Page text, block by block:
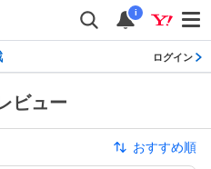
i
ログイン
ビュー
おすすめ順